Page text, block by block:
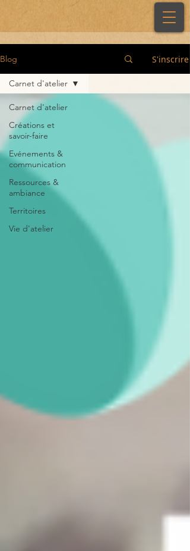
Blog S'inscrire
Carnet d'atelier
Créations et
savoir-faire
Evénements &
communication
Ressources &
ambiance
Territoires
Vie d'atelier
Carnet d'atelier